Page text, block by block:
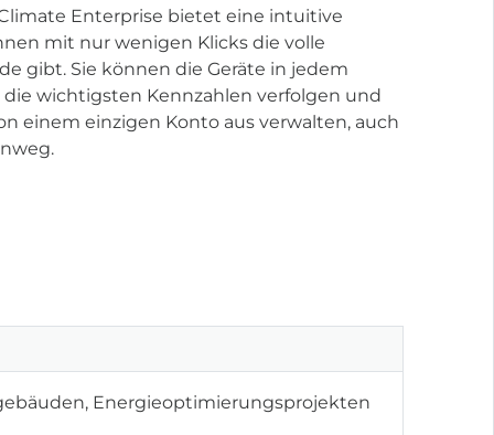
Enterprise bietet eine intuitive
mit nur wenigen Klicks die volle
gibt. Sie können die Geräte in jedem
wichtigsten Kennzahlen verfolgen und
einem einzigen Konto aus verwalten, auch
Energieoptimierungsprojekten